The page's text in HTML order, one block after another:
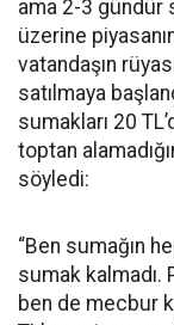
ama 2-3 gündür
üzerine
vatandaşın
satılmaya
sumakları 20
toptan
söyledi:
“Ben sumağın
sumak kalmadı.
ben de mecbur